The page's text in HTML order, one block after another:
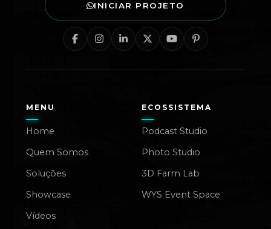
INICIAR PROJETO
MENU
Home
Quem Somos
Soluções
Showcase
Vídeos
ECOSSISTEMA
Podcast Studio
Photo Studio
3D Farm Lab
WYS Event Space